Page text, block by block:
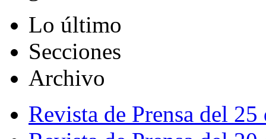
Lo último
Secciones
Archivo
Revista de Prensa del